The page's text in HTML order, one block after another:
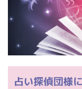
占い探偵団様